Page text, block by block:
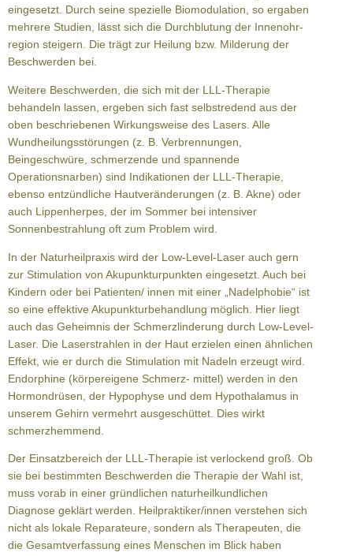
eingesetzt. Durch seine spezielle Biomodulation, so ergaben
mehrere Studien, lässt sich die Durchblutung der Innenohr-
region steigern. Die trägt zur Heilung bzw. Milderung der
Beschwerden bei.
Weitere Beschwerden, die sich mit der LLL-Therapie
behandeln lassen, ergeben sich fast selbstredend aus der
oben beschriebenen Wirkungsweise des Lasers. Alle
Wundheilungsstörungen (z. B. Verbrennungen,
Beingeschwüre, schmerzende und spannende
Operationsnarben) sind Indikationen der LLL-Therapie,
ebenso entzündliche Hautveränderungen (z. B. Akne) oder
auch Lippenherpes, der im Sommer bei intensiver
Sonnenbestrahlung oft zum Problem wird.
In der Naturheilpraxis wird der Low-Level-Laser auch gern
zur Stimulation von Akupunkturpunkten eingesetzt. Auch bei
Kindern oder bei Patienten/ innen mit einer „Nadelphobie“ ist
so eine effektive Akupunkturbehandlung möglich. Hier liegt
auch das Geheimnis der Schmerzlinderung durch Low-Level-
Laser. Die Laserstrahlen in der Haut erzielen einen ähnlichen
Effekt, wie er durch die Stimulation mit Nadeln erzeugt wird.
Endorphine (körpereigene Schmerz- mittel) werden in den
Hormondrüsen, der Hypophyse und dem Hypothalamus in
unserem Gehirn vermehrt ausgeschüttet. Dies wirkt
schmerzhemmend.
Der Einsatzbereich der LLL-Therapie ist verlockend groß. Ob
sie bei bestimmten Beschwerden die Therapie der Wahl ist,
muss vorab in einer gründlichen naturheilkundlichen
Diagnose geklärt werden. Heilpraktiker/innen verstehen sich
nicht als lokale Reparateure, sondern als Therapeuten, die
die Gesamtverfassung eines Menschen im Blick haben